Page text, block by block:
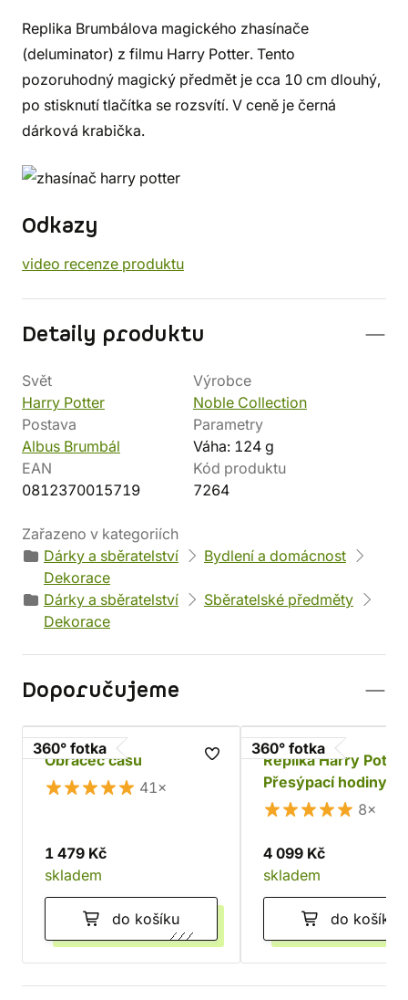
Replika Brumbálova magického zhasínače
(deluminator) z filmu Harry Potter. Tento
pozoruhodný magický předmět je cca 10 cm dlouhý,
po stisknutí tlačítka se rozsvítí. V ceně je černá
dárková krabička.
Odkazy
video recenze produktu
Detaily produktu
Svět
Harry Potter
Výrobce
Noble Collection
Postava
Albus Brumbál
Parametry
Váha: 124 g
EAN
0812370015719
Kód produktu
7264
Zařazeno v kategoriích
Dárky a sběratelství
Bydlení a domácnost
Dekorace
Dárky a sběratelství
Sběratelské předměty
Dekorace
Doporučujeme
360° fotka
Obraceč času
41×
1 479 Kč
skladem
do košíku
360° fotka
Replika Harry
Přesýpací hodiny
profesora Křiklana
8×
4 099 Kč
skladem
do košíku